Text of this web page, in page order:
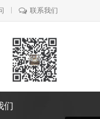
联系我们
们